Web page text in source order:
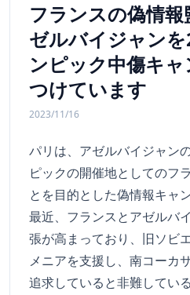
フランスの偽情
ゼルバイジャン
ンピック中傷キ
つけています
2023/11/16
パリは、アゼルバイジャン
ピックの開催地としてのフ
とを目的とした偽情報キャ
最近、フランスとアゼルバ
張が高まっており、旧ソビ
メニアを支援し、南コーカ
追求していると非難している